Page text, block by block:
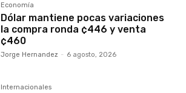
Economía
Dólar mantiene pocas variaciones
la compra ronda ¢446 y venta
¢460
Jorge Hernandez - 6 agosto, 2026
Internacionales